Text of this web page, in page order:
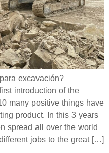
excavación?
introduction of the
many positive things have
product. In this 3 years
spread all over the world
jobs to the great […]